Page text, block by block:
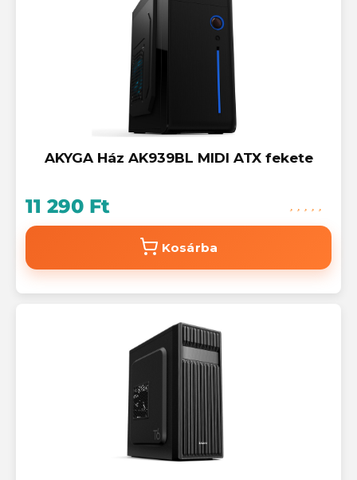
AKYGA Ház AK939BL MIDI ATX fekete
11 290 Ft
Kosárba